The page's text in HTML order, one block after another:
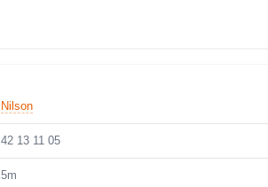
Nilson
42 13 11 05
5m